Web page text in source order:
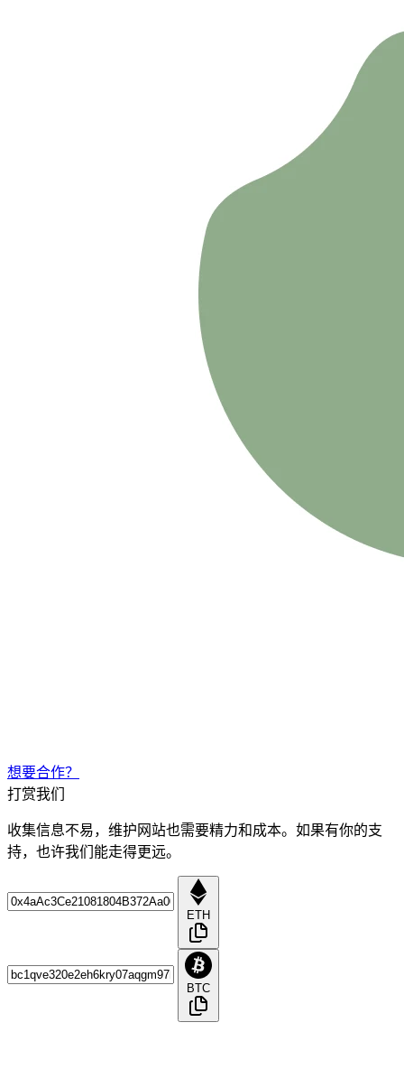
想要合作？
打赏我们
收集信息不易，维护网站也需要精力和成本。如果有你的支
持，也许我们能走得更远。
ETH
BTC